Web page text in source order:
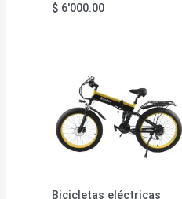
$ 6'000.00
Bicicletas eléctricas